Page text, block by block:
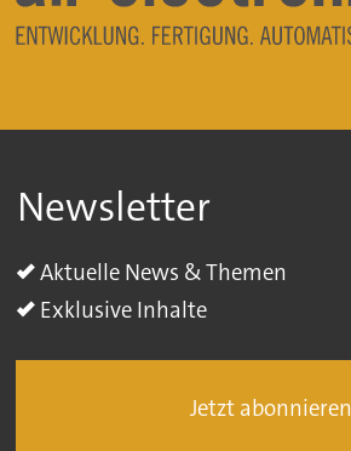
Newsletter
Aktuelle News & Themen
Exklusive Inhalte
Jetzt abonnieren